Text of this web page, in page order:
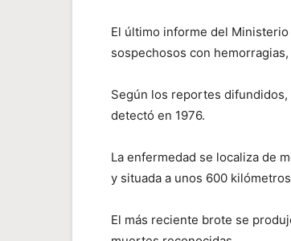
El último informe del
sospechosos con
Según los reportes
detectó en 1976.
La enfermedad se localiza de
y situada a unos 600
El más reciente brote se